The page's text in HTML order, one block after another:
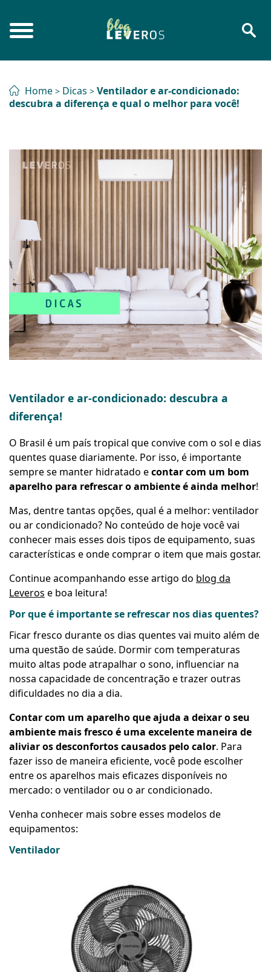
Home > Dicas > Ventilador e ar-condicionado:
descubra a diferença e qual o melhor para você!
Ventilador e ar-condicionado: descubra a
diferença!
O Brasil é um país tropical que convive com o sol e dias
quentes quase diariamente. Por isso, é importante
sempre se manter hidratado econtar com um bom
aparelho para refrescar o ambiente é ainda melhor!
Mas, dentre tantas opções, qual é a melhor: ventilador
ou ar condicionado? No conteúdo de hoje você vai
conhecer mais esses dois tipos de equipamento, suas
características e onde comprar o item que mais gostar.
Continue acompanhando esse artigo do blog da
Leveros e boa leitura!
Por que é importante se refrescar nos dias quentes?
Ficar fresco durante os dias quentes vai muito além de
uma questão de saúde. Dormir com temperaturas
muito altas pode atrapalhar o sono, influenciar na
nossa capacidade de concentração e trazer outras
dificuldades no dia a dia.
Contar com um aparelho que ajuda a deixar o seu
ambiente mais fresco é uma excelente maneira de
aliviar os desconfortos causados pelo calor. Para
fazer isso de maneira eficiente, você pode escolher
entre os aparelhos mais eficazes disponíveis no
mercado: o ventilador ou o ar condicionado.
Venha conhecer mais sobre esses modelos de
equipamentos:
Ventilador